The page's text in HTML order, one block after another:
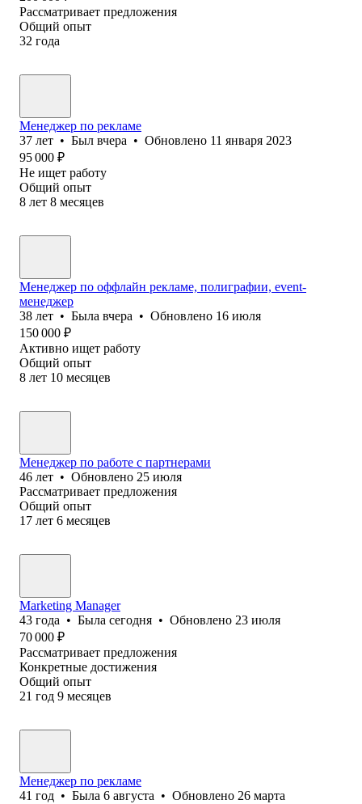
Рассматривает предложения
Общий опыт
32 года
Менеджер по рекламе
37 лет • Был вчера • Обновлено 11 января 2023
95 000 ₽
Не ищет работу
Общий опыт
8 лет 8 месяцев
Менеджер по оффлайн рекламе, полиграфии, event-
менеджер
38 лет • Была вчера • Обновлено 16 июля
150 000 ₽
Активно ищет работу
Общий опыт
8 лет 10 месяцев
Менеджер по работе с партнерами
46 лет • Обновлено 25 июля
Рассматривает предложения
Общий опыт
17 лет 6 месяцев
Marketing Manager
43 года • Была сегодня • Обновлено 23 июля
70 000 ₽
Рассматривает предложения
Конкретные достижения
Общий опыт
21 год 9 месяцев
Менеджер по рекламе
41 год • Была 6 августа • Обновлено 26 марта